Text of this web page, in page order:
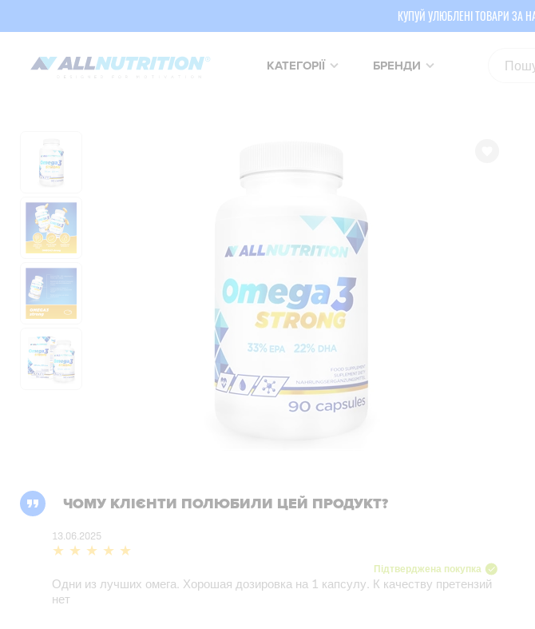
КУПУЙ УЛЮБЛЕНІ ТОВАРИ ЗА
КАТЕГОРІЇ БРЕНДИ
ЧОМУ КЛІЄНТИ ПОЛЮБИЛИ ЦЕЙ ПРОДУКТ?
13.06.2025
Підтверджена покупка
Одни из лучших омега. Хорошая дозировка на 1 капсулу. К качеству претензий
нет